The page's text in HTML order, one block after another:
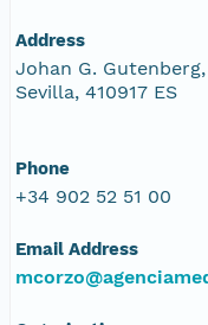
Address
Johan G.
Sevilla, 410917 ES
Phone
+34 902 52 51 00
Email Address